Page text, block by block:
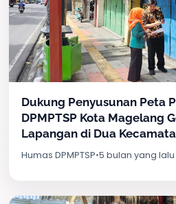
Dukung Penyusunan Peta
DPMPTSP Kota Magelang
Lapangan di Dua
Humas DPMPTSP•5 bulan yang lalu